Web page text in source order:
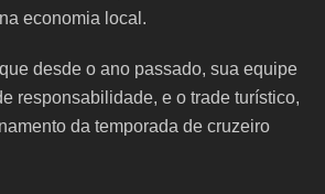
economia local.
desde o ano passado, sua equipe
responsabilidade, e o trade turístico,
da temporada de cruzeiro